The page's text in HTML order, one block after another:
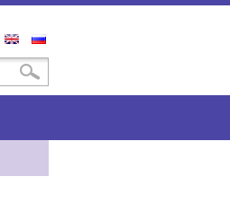
Căutare